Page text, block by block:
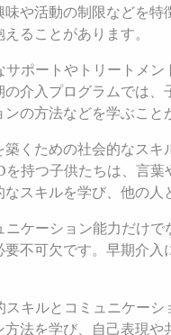
や活動の制限などを
ることがあります。
ポートやトリートメ
介入プログラムでは
の方法などを学ぶこと
くための社会的なス
持つ子供たちは、言
スキルを学び、他の
ケーション能力だけ
不可欠です。早期介
キルとコミュニケー
法を学び、自己表現